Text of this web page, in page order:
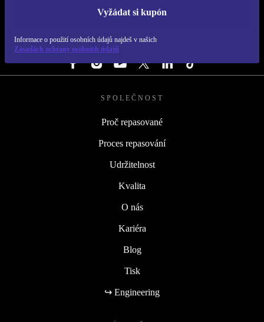
Vyžádat si kupón
Informace o použití osobních údajů najdeš v našich
Zásadách ochrany osobních údajů
REFURBED ČESKO - RETHINK NEW.
SLEDUJ NÁS
SPOLEČNOST
Proč repasované
Proces repasování
Udržitelnost
Kvalita
O nás
Kariéra
Blog
Tisk
↪ Engineering